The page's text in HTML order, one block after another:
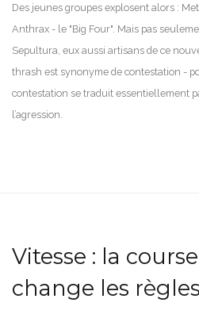
Des jeunes groupes explosent alors :
Anthrax - le "Big Four". Mais pas
Sepultura, eux aussi artisans de ce
thrash est synonyme de contestation -
contestation se traduit essentiellement
l’agression.
Vitesse : la
change les règles